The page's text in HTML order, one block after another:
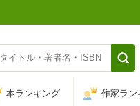
本ランキング 作家ラン